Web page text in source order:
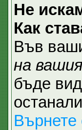
Не
Как
Във
на
бъде
Върнете